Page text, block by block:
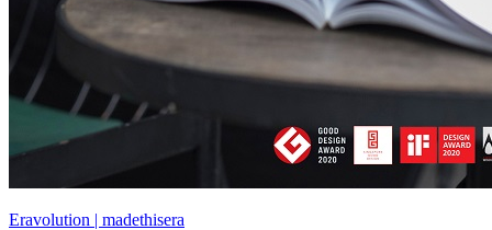
Eravolution | madethisera